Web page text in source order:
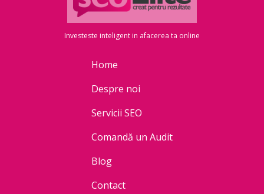
Investeste inteligent in afacerea ta online
Home
Despre noi
Servicii SEO
Comandă un Audit
Blog
Contact